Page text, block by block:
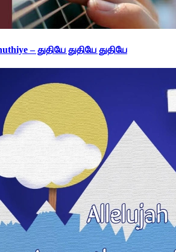
– துதியே துதியே துதியே